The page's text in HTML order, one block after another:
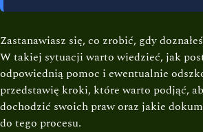
Zastanawiasz się, co zrobić, gdy
W takiej sytuacji warto wiedzieć, jak
odpowiednią pomoc i ewentualnie
przedstawię kroki, które warto podjąć,
dochodzić swoich praw oraz jakie
do tego procesu.